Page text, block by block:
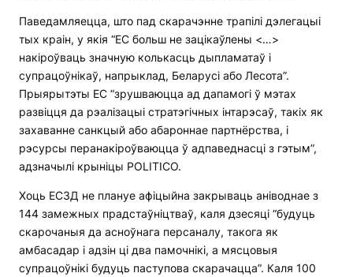
Паведамляецца, што пад скарачэнне трапілі дэлегацыі
тых краін, у якія “ЕС больш не зацікаўлены <…>
накіроўваць значную колькасць дыпламатаў і
супрацоўнікаў, напрыклад, Беларусі або Лесота”.
Прыярытэты ЕС “зрушваюцца ад дапамогі ў мэтах
развіцця да рэалізацыі стратэгічных інтарэсаў, такіх як
захаванне санкцый або абароннае партнёрства, і
рэсурсы перанакіроўваюцца ў адпаведнасці з гэтым”,
адзначылі крыніцы POLITICO.
Хоць ЕСЗД не плануе афіцыйна закрываць аніводнае з
144 замежных прадстаўніцтваў, каля дзесяці “будуць
скарочаныя да асноўнага персаналу, такога як
амбасадар і адзін ці два памочнікі, а мясцовыя
супрацоўнікі будуць паступова скарачацца”. Каля 100